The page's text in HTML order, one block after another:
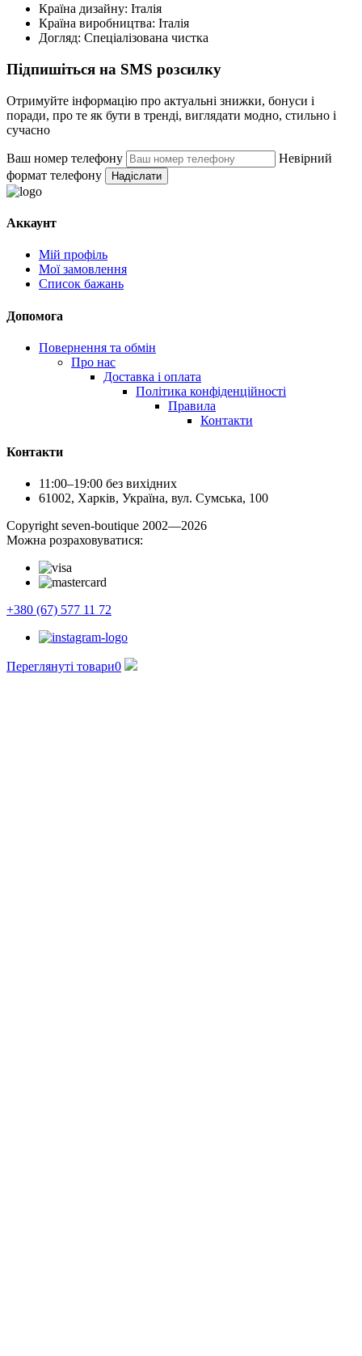
Країна дизайну: Італія
Країна виробництва: Італія
Догляд: Спеціалізована чистка
Підпишіться на SMS розсилку
Отримуйте інформацію про актуальні знижки, бонуси і
поради, про те як бути в тренді, виглядати модно, стильно і
сучасно
Ваш номер телефону
Невірний
формат телефону
Надіслати
Аккаунт
Мій профіль
Мої замовлення
Список бажань
Допомога
Повернення та обмін
Про нас
Доставка і оплата
Політика конфіденційності
Правила
Контакти
Контакти
11:00–19:00 без вихідних
61002, Харків, Україна, вул. Сумська, 100
Сopyright seven-boutique 2002—2026
Можна розраховуватися:
+380 (67) 577 11 72
Переглянуті товари0